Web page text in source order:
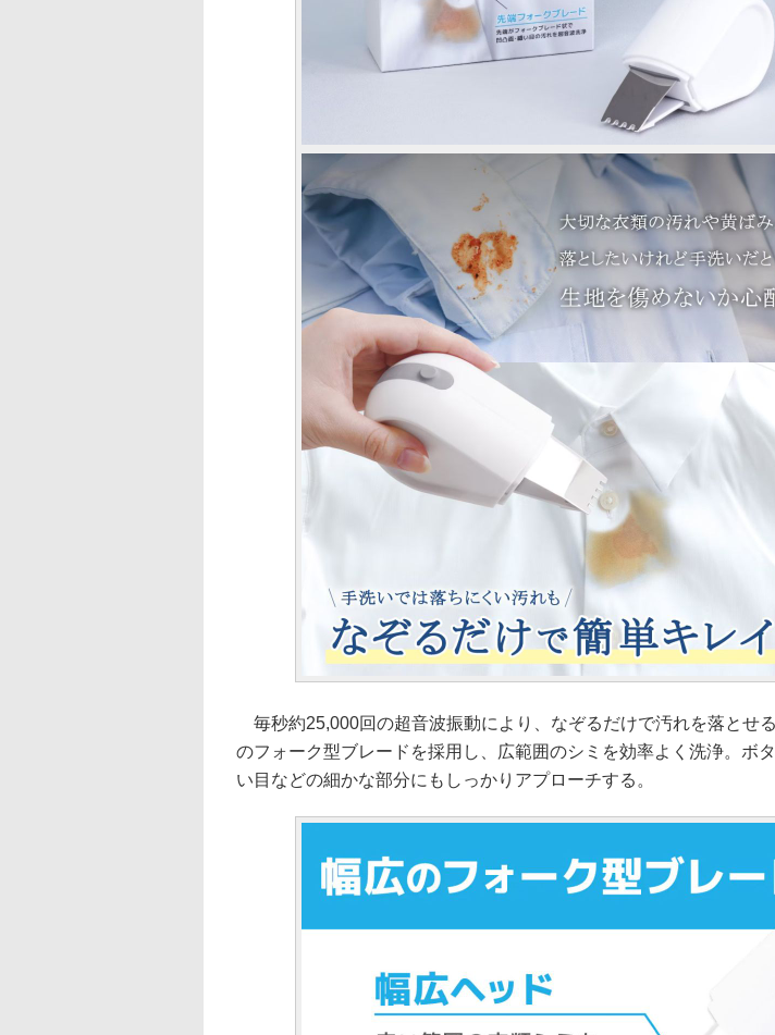
毎秒約25,000回の超音波振動により、なぞるだけで汚れを落とせ
のフォーク型ブレードを採用し、広範囲のシミを効率よく洗浄。ボ
い目などの細かな部分にもしっかりアプローチする。